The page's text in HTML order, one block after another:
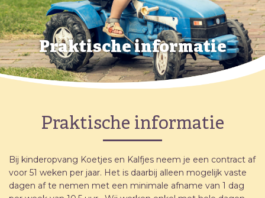
Praktische informatie
Praktische informatie
Bij kinderopvang Koetjes en Kalfjes neem je een contract af
voor 51 weken per jaar. Het is daarbij alleen mogelijk vaste
dagen af te nemen met een minimale afname van 1 dag